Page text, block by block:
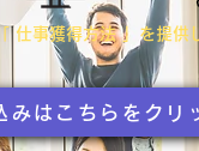
事獲得方法 」を提供
はこちらをクリ